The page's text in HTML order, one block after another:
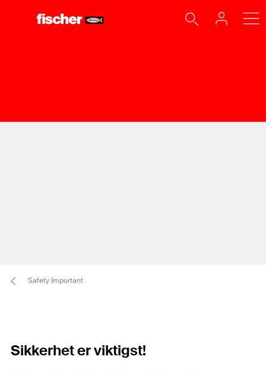
Safety Important
Sikkerhet er viktigst!